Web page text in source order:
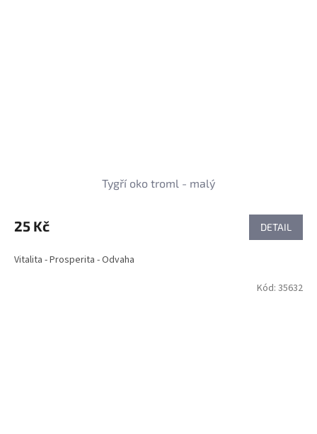
Tygří oko troml - malý
25 Kč DETAIL
Vitalita - Prosperita - Odvaha
Kód: 35632